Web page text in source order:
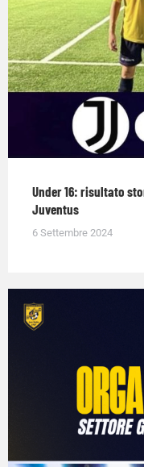
Under 16: risultato
Juventus
6 Settembre 2024